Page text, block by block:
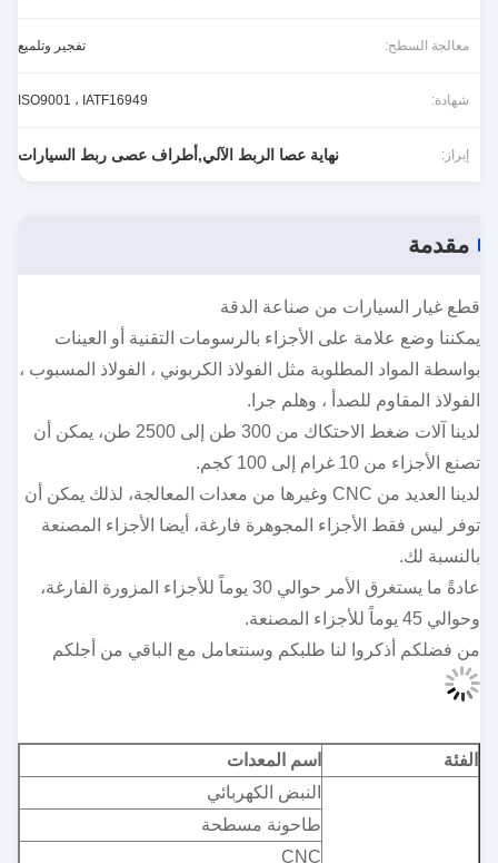
معالجة السطح: تفجير وتلميع
شهادة: ISO9001 ، IATF16949
إبراز: نهاية عصا الربط الآلي,أطراف عصى ربط السيارات
مقدمة
قطع غيار السيارات من صناعة الدقة
يمكننا وضع علامة على الأجزاء بالرسومات التقنية أو العينات
بواسطة المواد المطلوبة مثل الفولاذ الكربوني ، الفولاذ المسبوب ،
الفولاذ المقاوم للصدأ ، وهلم جرا.
لدينا آلات ضغط الاحتكاك من 300 طن إلى 2500 طن، يمكن أن
تصنع الأجزاء من 10 غرام إلى 100 كجم.
لدينا العديد من CNC وغيرها من معدات المعالجة، لذلك يمكن أن
توفر ليس فقط الأجزاء المجوهرة فارغة، أيضا الأجزاء المصنعة
بالنسبة لك.
عادةً ما يستغرق الأمر حوالي 30 يوماً للأجزاء المزورة الفارغة،
وحوالي 45 يوماً للأجزاء المصنعة.
من فضلكم أذكروا لنا طلبكم وسنتعامل مع الباقي من أجلكم
الفئة اسم المعدات
النبض الكهربائي
طاحونة مسطحة
CNC